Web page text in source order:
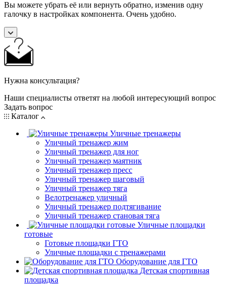
Вы можете убрать её или вернуть обратно, изменив одну
галочку в настройках компонента. Очень удобно.
Нужна консультация?
Наши специалисты ответят на любой интересующий вопрос
Задать вопрос
Каталог
Уличные тренажеры
Уличный тренажер жим
Уличный тренажер для ног
Уличный тренажер маятник
Уличный тренажер пресс
Уличный тренажер шаговый
Уличный тренажер тяга
Велотренажер уличный
Уличный тренажер подтягивание
Уличный тренажер становая тяга
Уличные площадки
готовые
Готовые площадки ГТО
Уличные площадки с тренажерами
Оборудование для ГТО
Детская спортивная
площадка